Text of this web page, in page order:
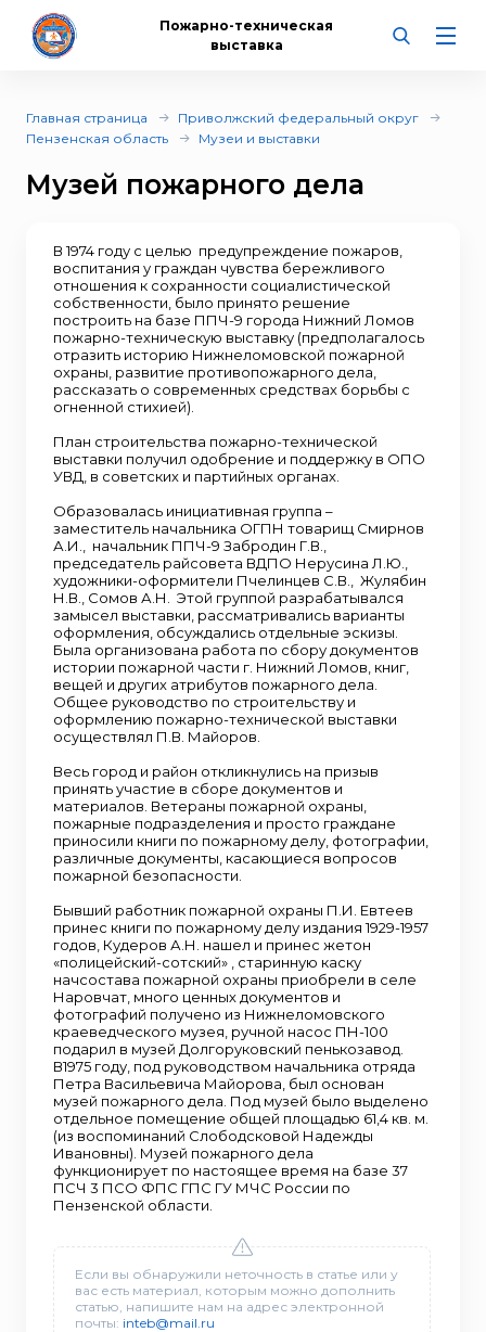
Пожарно-техническая
выставка
Главная страница
Приволжский федеральный округ
Пензенская область
Музеи и выставки
Музей пожарного дела
В 1974 году с целью предупреждение пожаров,
воспитания у граждан чувства бережливого
отношения к сохранности социалистической
собственности, было принято решение
построить на базе ППЧ-9 города Нижний Ломов
пожарно-техническую выставку (предполагалось
отразить историю Нижнеломовской пожарной
охраны, развитие противопожарного дела,
рассказать о современных средствах борьбы с
огненной стихией).
План строительства пожарно-технической
выставки получил одобрение и поддержку в ОПО
УВД, в советских и партийных органах.
Образовалась инициативная группа –
заместитель начальника ОГПН товарищ Смирнов
А.И., начальник ППЧ-9 Забродин Г.В.,
председатель райсовета ВДПО Нерусина Л.Ю.,
художники-оформители Пчелинцев С.В., Жулябин
Н.В., Сомов А.Н. Этой группой разрабатывался
замысел выставки, рассматривались варианты
оформления, обсуждались отдельные эскизы.
Была организована работа по сбору документов
истории пожарной части г. Нижний Ломов, книг,
вещей и других атрибутов пожарного дела.
Общее руководство по строительству и
оформлению пожарно-технической выставки
осуществлял П.В. Майоров.
Весь город и район откликнулись на призыв
принять участие в сборе документов и
материалов. Ветераны пожарной охраны,
пожарные подразделения и просто граждане
приносили книги по пожарному делу, фотографии,
различные документы, касающиеся вопросов
пожарной безопасности.
Бывший работник пожарной охраны П.И. Евтеев
принес книги по пожарному делу издания 1929-1957
годов, Кудеров А.Н. нашел и принес жетон
«полицейский-сотский» , старинную каску
начсостава пожарной охраны приобрели в селе
Наровчат, много ценных документов и
фотографий получено из Нижнеломовского
краеведческого музея, ручной насос ПН-100
подарил в музей Долгоруковский пенькозавод.
В1975 году, под руководством начальника отряда
Петра Васильевича Майорова, был основан
музей пожарного дела. Под музей было выделено
отдельное помещение общей площадью 61,4 кв. м.
(из воспоминаний Слободсковой Надежды
Ивановны). Музей пожарного дела
функционирует по настоящее время на базе 37
ПСЧ 3 ПСО ФПС ГПС ГУ МЧС России по
Пензенской области.
Если вы обнаружили неточность в статье или у
вас есть материал, которым можно дополнить
статью, напишите нам на адрес электронной
почты: inteb@mail.ru